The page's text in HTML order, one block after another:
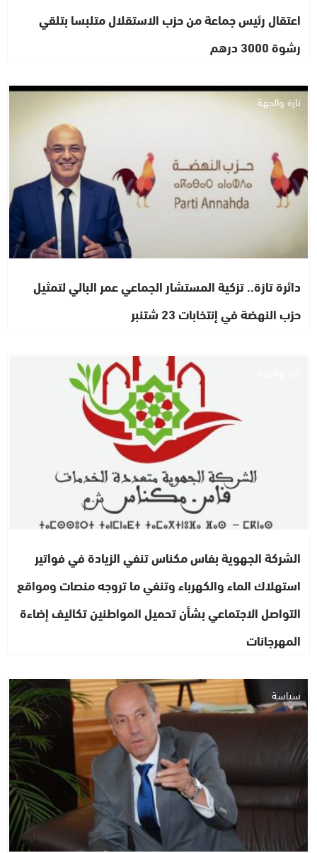
اعتقال رئيس جماعة من حزب الاستقلال متلبسا بتلقي
رشوة 3000 درهم
تازة والجهة
دائرة تازة.. تزكية المستشار الجماعي عمر البالي لتمثيل
حزب النهضة في إنتخابات 23 شتنبر
الشركة الجهوية بفاس مكناس تنفي الزيادة في فواتير
استهلاك الماء والكهرباء وتنفي ما تروجه منصات ومواقع
التواصل الاجتماعي بشأن تحميل المواطنين تكاليف إضاءة
المهرجانات
سياسة